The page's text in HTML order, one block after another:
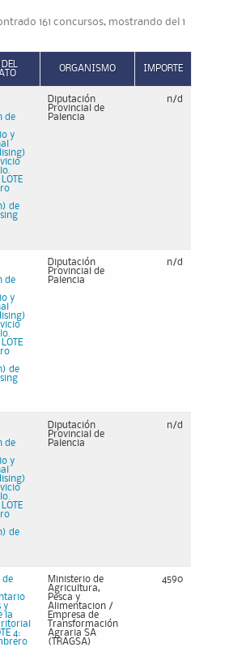
161 concursos, mostrando del 1
ORGANISMO IMPORTE
de
y
de
Diputación
Provincial de
Palencia
n/d
de
y
de
Diputación
Provincial de
Palencia
n/d
de
y
de
Diputación
Provincial de
Palencia
n/d
de
y
la
4:
Ministerio de
Agricultura,
Pesca y
Alimentacion /
Empresa de
Transformación
Agraria SA
(TRAGSA)
4590